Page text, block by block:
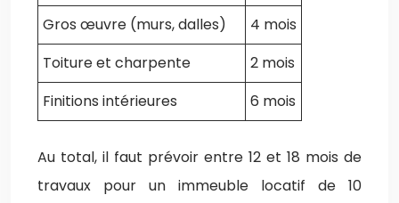
Gros œuvre (murs, dalles)
4 mois
Toiture et charpente
2 mois
Finitions intérieures
6 mois
Au total, il faut prévoir entre 12 et 18 mois de
travaux pour un immeuble locatif de 10